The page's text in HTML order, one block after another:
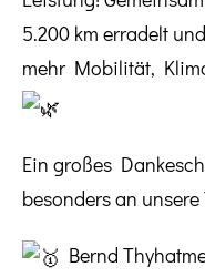
5.200 km erradelt
mehr Mobilität,
Ein großes
besonders an unsere
Bernd